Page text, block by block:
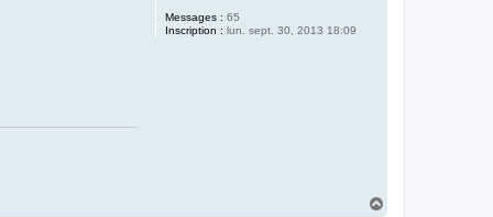
Messages : 65
Inscription : lun. sept. 30, 2013 18:09